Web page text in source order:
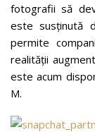
fotografii să
este susținută
permite
realității
este acum
M.